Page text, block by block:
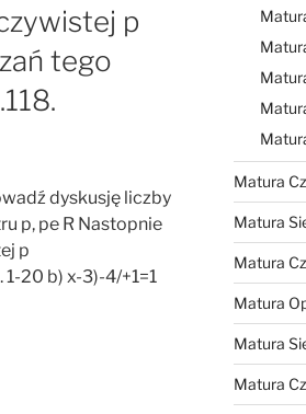
p
tego
dyskusję liczby
p, pe R Nastopnie
p
20 b) x-3)-4/+1=1
Matura
Matura
Matura
Matura
Matura
Matura